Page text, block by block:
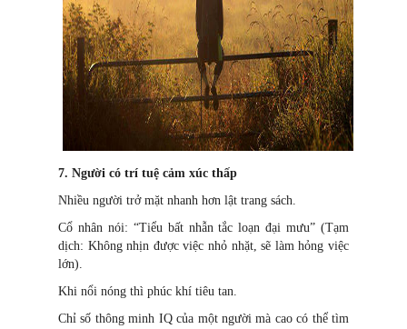
7. Người có trí tuệ cảm xúc thấp
Nhiều người trở mặt nhanh hơn lật trang sách.
Cổ nhân nói: “Tiểu bất nhẫn tắc loạn đại mưu” (Tạm
dịch: Không nhịn được việc nhỏ nhặt, sẽ làm hỏng việc
lớn).
Khi nổi nóng thì phúc khí tiêu tan.
Chỉ số thông minh IQ của một người mà cao có thể tìm